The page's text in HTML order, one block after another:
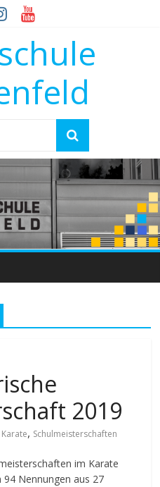
2019
Karate, Schulmeisterschaften
im Karate
Nennungen aus 27